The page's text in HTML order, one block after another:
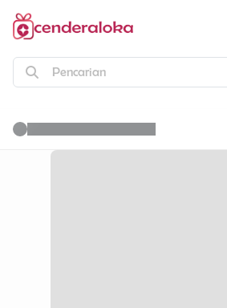
Pencarian